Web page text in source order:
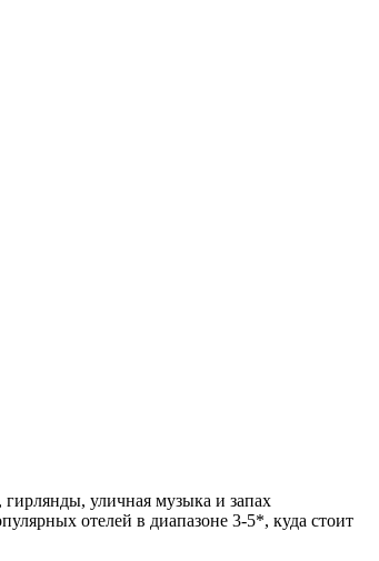
уличная музыка и запах
отелей в диапазоне 3-5*, куда стоит